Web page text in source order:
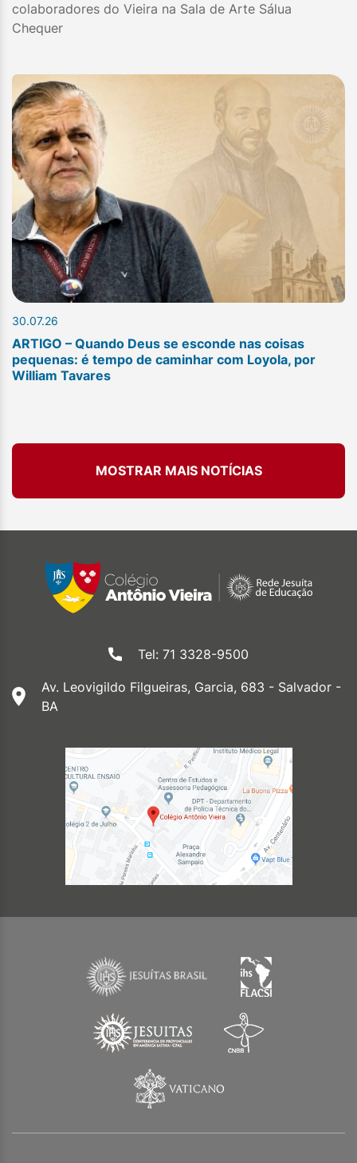
colaboradores do Vieira na Sala de Arte Sálua
Chequer
30.07.26
ARTIGO – Quando Deus se esconde nas coisas
pequenas: é tempo de caminhar com Loyola, por
William Tavares
MOSTRAR MAIS NOTÍCIAS
Tel: 71 3328-9500
Av. Leovigildo Filgueiras, Garcia, 683 - Salvador -
BA